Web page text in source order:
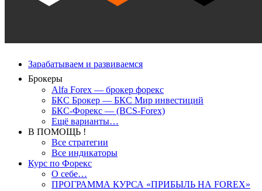
Зарабатываем и развиваемся
Брокеры
Alfa Forex — брокер форекс
БКС Брокер — БКС Мир инвестиций
БКС-Форекс — (BCS-Forex)
Ещё варианты…
В ПОМОЩЬ !
Все стратегии
Все индикаторы
Курс по Форекс
О себе…
ПРОГРАММА КУРСА «ПРИБЫЛЬ НА FOREX»